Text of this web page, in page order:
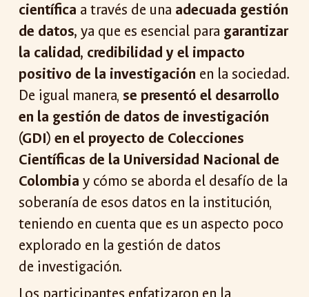
científica a través de una adecuada gestión
de datos, ya que es esencial para garantizar
la calidad, credibilidad y el impacto
positivo de la investigación en la sociedad.
De igual manera, se presentó el desarrollo
en la gestión de datos de investigación
(GDI) en el proyecto de Colecciones
Científicas de la Universidad Nacional de
Colombia y cómo se aborda el desafío de la
soberanía de esos datos en la institución,
teniendo en cuenta que es un aspecto poco
explorado en la gestión de datos
de investigación.